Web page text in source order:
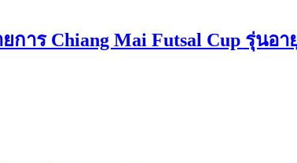
าร Chiang Mai Futsal Cup รุ่นอา